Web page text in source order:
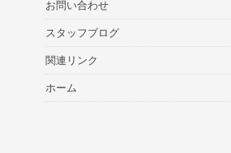
お問い合わせ
スタッフブログ
関連リンク
ホーム